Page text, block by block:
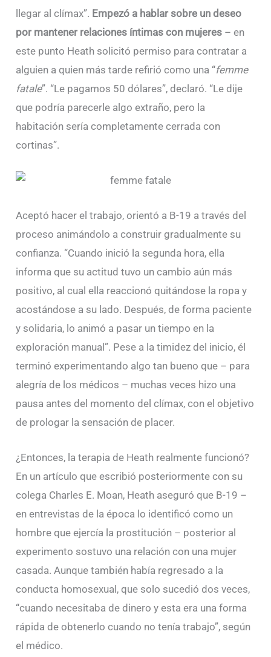
llegar al clímax”. Empezó a hablar sobre un deseo
por mantener relaciones íntimas con mujeres – en
este punto Heath solicitó permiso para contratar a
alguien a quien más tarde refirió como una “femme
fatale”. “Le pagamos 50 dólares”, declaró. “Le dije
que podría parecerle algo extraño, pero la
habitación sería completamente cerrada con
cortinas”.
Aceptó hacer el trabajo, orientó a B-19 a través del
proceso animándolo a construir gradualmente su
confianza. “Cuando inició la segunda hora, ella
informa que su actitud tuvo un cambio aún más
positivo, al cual ella reaccionó quitándose la ropa y
acostándose a su lado. Después, de forma paciente
y solidaria, lo animó a pasar un tiempo en la
exploración manual”. Pese a la timidez del inicio, él
terminó experimentando algo tan bueno que – para
alegría de los médicos – muchas veces hizo una
pausa antes del momento del clímax, con el objetivo
de prologar la sensación de placer.
¿Entonces, la terapia de Heath realmente funcionó?
En un artículo que escribió posteriormente con su
colega Charles E. Moan, Heath aseguró que B-19 –
en entrevistas de la época lo identificó como un
hombre que ejercía la prostitución – posterior al
experimento sostuvo una relación con una mujer
casada. Aunque también había regresado a la
conducta homosexual, que solo sucedió dos veces,
“cuando necesitaba de dinero y esta era una forma
rápida de obtenerlo cuando no tenía trabajo”, según
el médico.